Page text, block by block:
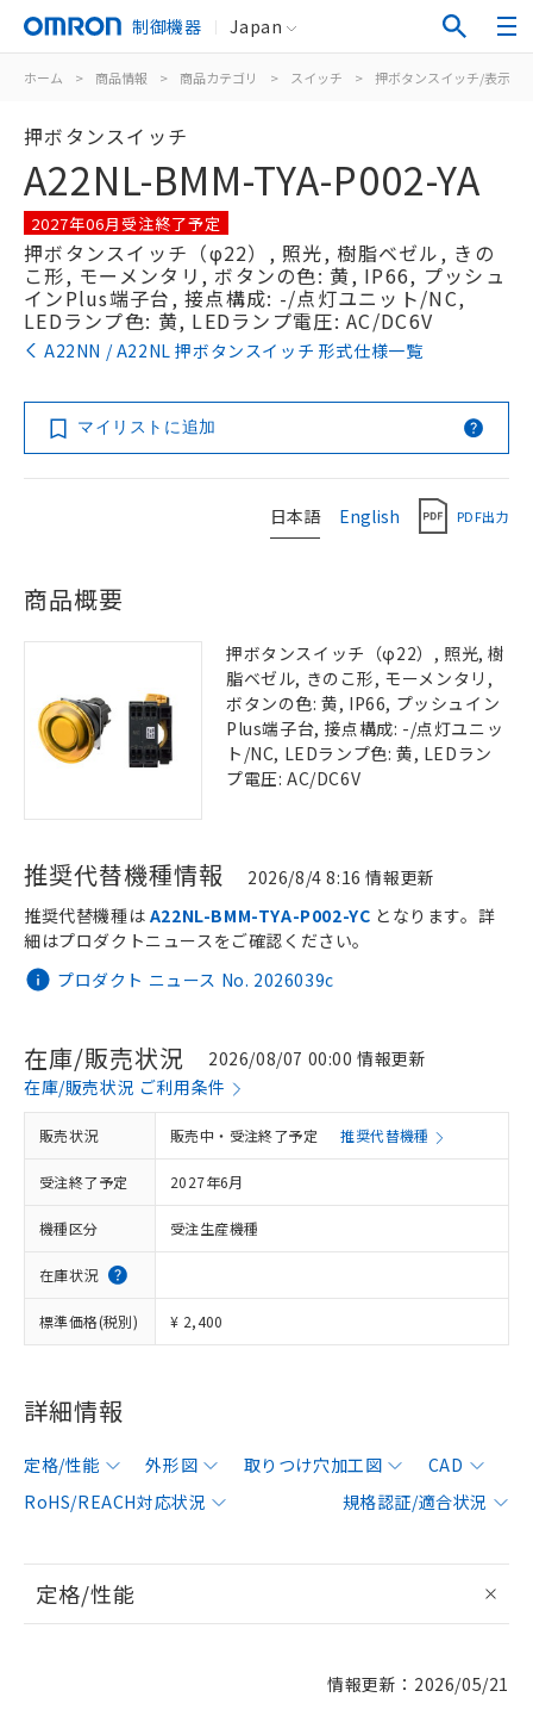
制御機器 Japan
ホーム > 商品情報 > 商品カテゴリ > スイッチ > 押ボタンスイッチ/表示灯
押ボタンスイッチ
A22NL-BMM-TYA-P002-YA
2027年06月受注終了予定
押ボタンスイッチ（φ22）, 照光, 樹脂ベゼル, きの
こ形, モーメンタリ, ボタンの色: 黄, IP66, プッシュ
インPlus端子台, 接点構成: -/点灯ユニット/NC,
LEDランプ色: 黄, LEDランプ電圧: AC/DC6V
A22NN / A22NL 押ボタンスイッチ 形式仕様一覧
マイリストに追加
日本語 English PDF出力
商品概要
押ボタンスイッチ（φ22）, 照光, 樹
脂ベゼル, きのこ形, モーメンタリ,
ボタンの色: 黄, IP66, プッシュイン
Plus端子台, 接点構成: -/点灯ユニッ
ト/NC, LEDランプ色: 黄, LEDラン
プ電圧: AC/DC6V
推奨代替機種情報 2026/8/4 8:16 情報更新
プロダクト ニュース No. 2026039c
推奨代替機種は A22NL-BMM-TYA-P002-YC となります。詳
細はプロダクトニュースをご確認ください。
在庫/販売状況
2026/08/07 00:00 情報更新
在庫/販売状況 ご利用条件
販売状況 販売中・受注終了予定 推奨代替機種
受注終了予定 2027年6月
機種区分 受注生産機種
在庫状況
標準価格(税別) ¥ 2,400
詳細情報
定格/性能 外形図 取りつけ穴加工図
CAD
RoHS/REACH対応状況
規格認証/適合状況
定格/性能
情報更新：2026/05/21